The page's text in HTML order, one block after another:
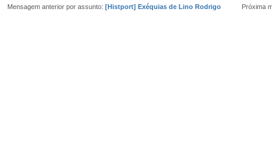
Mensagem anterior por assunto: [Histport] Exéquias de Lino Rodrigo Próxima